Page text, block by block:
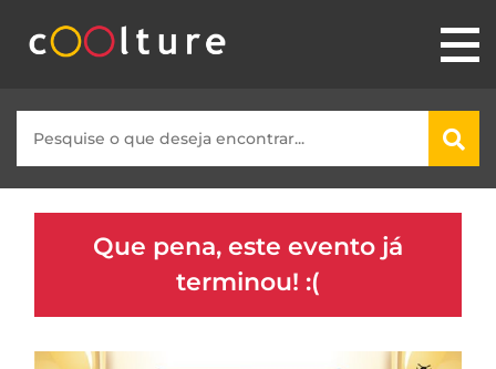
Que pena, este evento já
terminou! :(